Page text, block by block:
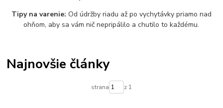
Tipy na varenie: Od údržby riadu až po vychytávky priamo nad
ohňom, aby sa vám nič nepripálilo a chutilo to každému.
Najnovšie články
strana z 1